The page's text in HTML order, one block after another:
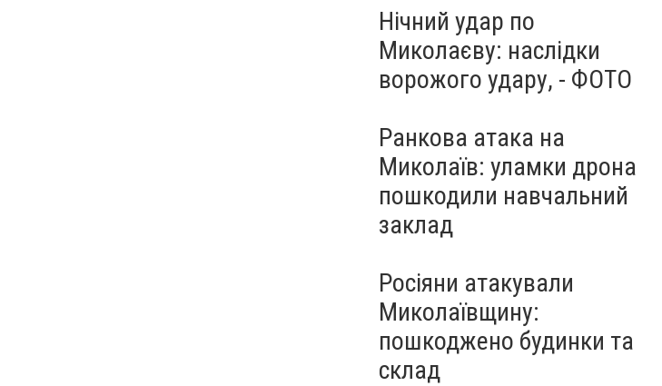
Нічний удар по
Миколаєву: наслідки
ворожого удару, - ФОТО
Ранкова атака на
Миколаїв: уламки дрона
пошкодили навчальний
заклад
Росіяни атакували
Миколаївщину:
пошкоджено будинки та
склад